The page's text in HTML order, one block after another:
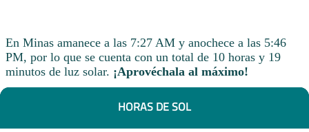
En Minas amanece a las 7:27 AM y anochece a las 5:46
PM, por lo que se cuenta con un total de 10 horas y 19
minutos de luz solar. ¡Aprovéchala al máximo!
HORAS DE SOL